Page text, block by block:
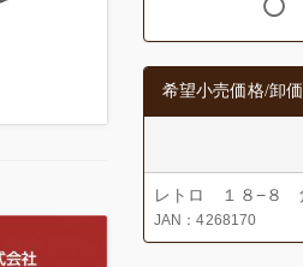
希望小売価格/卸
レトロ １８−８
JAN：4268170